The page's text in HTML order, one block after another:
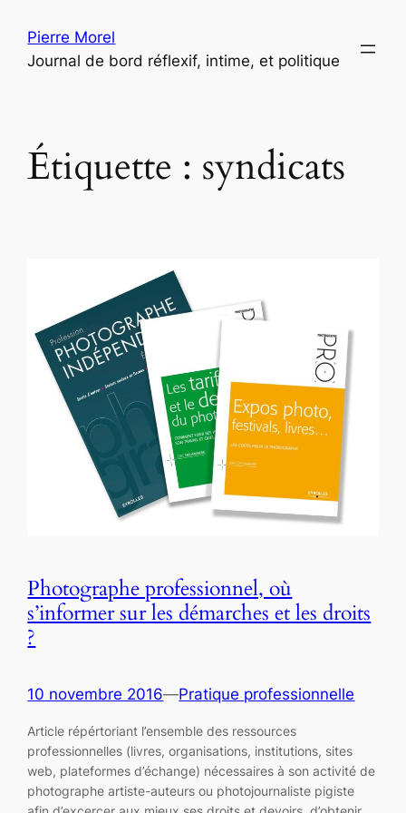
contenu
Pierre Morel
Journal de bord réflexif, intime, et politique
Étiquette : syndicats
Photographe professionnel, où
s’informer sur les démarches et les droits
?
10 novembre 2016—Pratique professionnelle
Article répértoriant l’ensemble des ressources
professionnelles (livres, organisations, institutions, sites
web, plateformes d’échange) nécessaires à son activité de
photographe artiste-auteurs ou photojournaliste pigiste